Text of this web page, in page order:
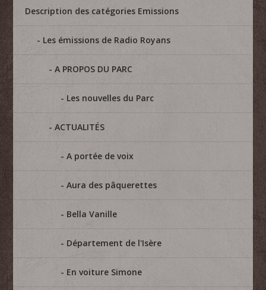
Description des catégories Emissions
Les émissions de Radio Royans
A PROPOS DU PARC
Les nouvelles du Parc
ACTUALITÉS
A portée de voix
Aura des pâquerettes
Bella Vanille
Département de l'Isère
En voiture Simone